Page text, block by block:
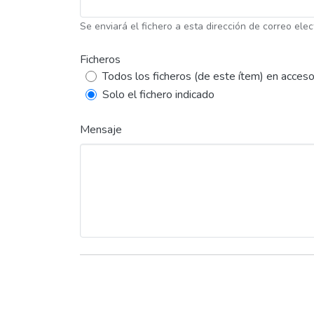
Se enviará el fichero a esta dirección de correo
Ficheros
Todos los ficheros (de este ítem) en
Solo el fichero indicado
Mensaje